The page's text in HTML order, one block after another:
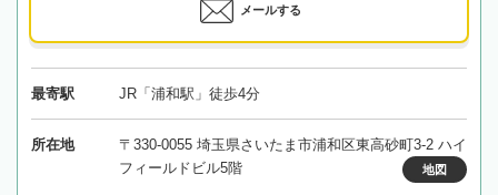
メールする
最寄駅 JR「浦和駅」徒歩4分
所在地
〒330-0055 埼玉県さいたま市浦和区東高砂町3-2 ハイ
フィールドビル5階
地図